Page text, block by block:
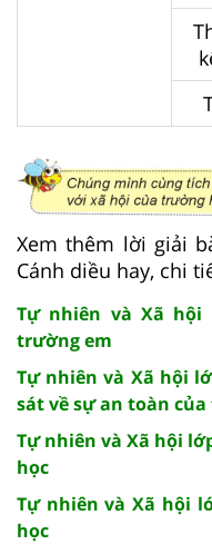
Xem thêm lời giải
Cánh diều hay, chi
Tự nhiên và Xã hội
trường em
Tự nhiên và Xã hội
sát về sự an toàn
Tự nhiên và Xã hội
học
Tự nhiên và Xã hội
học